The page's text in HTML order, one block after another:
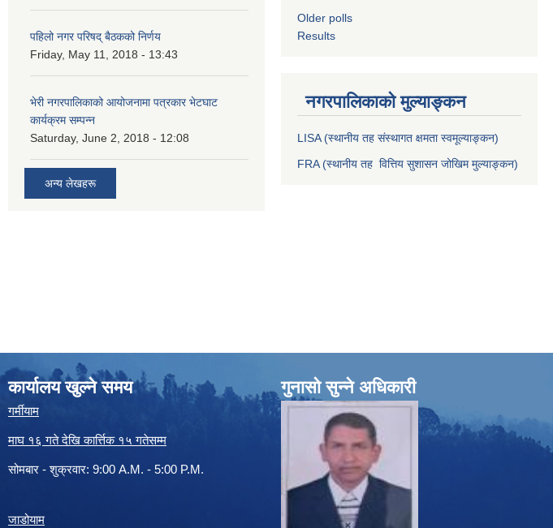
पहिलो नगर परिषद् बैठकको निर्णय
Friday, May 11, 2018 - 13:43
भेरी नगरपालिकाको आयोजनामा पत्रकार भेटघाट
कार्यक्रम सम्पन्न
Saturday, June 2, 2018 - 12:08
अन्य लेखहरू
Older polls
Results
नगरपालिकाको मुल्याङ्कन
LISA (स्थानीय तह संस्थागत क्षमता स्वमूल्याङ्कन)
FRA (स्थानीय तह वित्तिय सुशासन जोखिम मुल्याङ्कन)
कार्यालय खुल्ने समय
गर्मीयाम
माघ १६ गते देखि कार्त्तिक १५ गतेसम्म
सोमबार - शुक्रवार: 9:00 A.M. - 5:00 P.M.
जाडोयाम
गुनासो सुन्ने अधिकारी